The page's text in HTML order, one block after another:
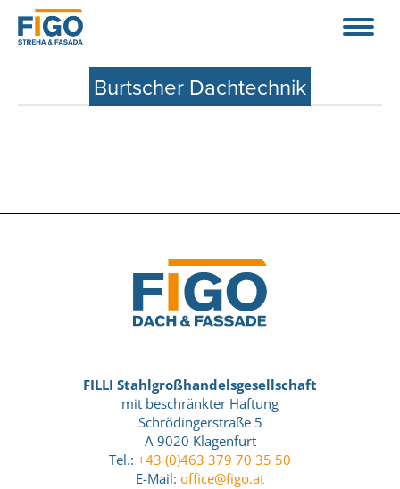
Burtscher Dachtechnik
FILLI Stahlgroßhandelsgesellschaft
mit beschränkter Haftung
Schrödingerstraße 5
A-9020 Klagenfurt
Tel.: +43 (0)463 379 70 35 50
E-Mail: office@figo.at